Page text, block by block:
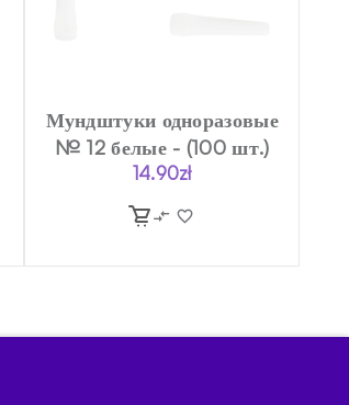
Мундштуки одноразовые
№ 12 белые - (100 шт.)
14.90zł